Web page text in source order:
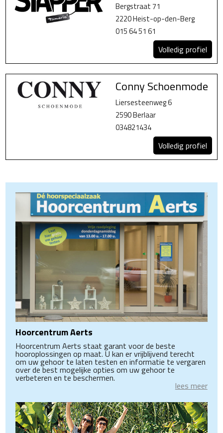
Bergstraat 71
2220 Heist-op-den-Berg
015 64 51 61
Volledig profiel
Conny Schoenmode
Liersesteenweg 6
2590 Berlaar
034821434
Volledig profiel
Hoorcentrum Aerts
Hoorcentrum Aerts staat garant voor de beste
hooroplossingen op maat. U kan er vrijblijvend terecht
om uw gehoor te laten testen en informatie te vergaren
over de best mogelijke opties om uw gehoor te
verbeteren en te beschermen.
lees meer